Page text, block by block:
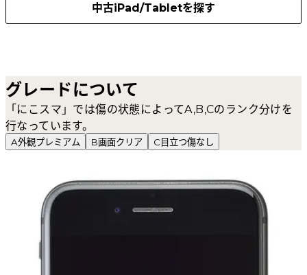
中古iPad/Tabletを探す
グレードについて
「にこスマ」では傷の状態によってA,B,Cのランク分けを
行なっています。
A外観プレミアム B画面クリア C 目立つ傷なし